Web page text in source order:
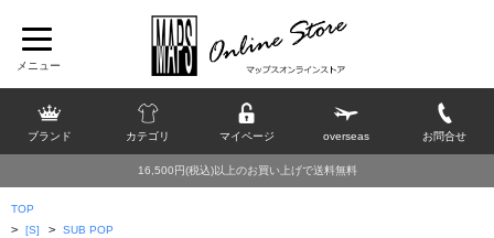
ブランド カテゴリ マイページ overseas お問合せ
16,500円(税込)以上のお買い上げで送料無料
TOP
> [S] > SUB POP